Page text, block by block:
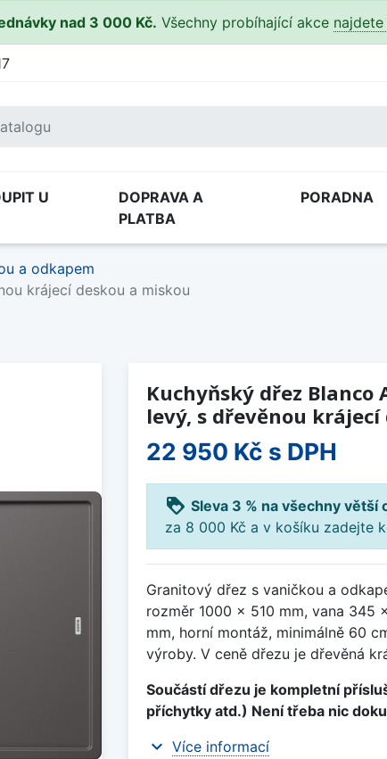
nad 3 000 Kč. Všechny probíhající akce
U
DOPRAVA A
PLATBA
PORADNA
a odkapem
krájecí deskou a miskou
Kuchyňský dřez Blanco
levý, s dřevěnou
22 950 Kč s DPH
loyalty Sleva 3 % na všechny větší
za 8 000 Kč a v košíku zadejte
Granitový dřez s vaničkou a
rozměr 1000 x 510 mm, vana
mm, horní montáž, minimálně 60
výroby. V ceně dřezu je dřevěná
Součástí dřezu je kompletní
příchytky atd.) Není třeba nic
expand_more Více informací